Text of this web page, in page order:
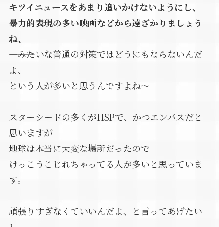
キツイニュースをあまり追いかけないようにし、
暴力的表現の多い映画などから遠ざかりましょう
ね、
――――みたいな普通の対策ではどうにもならないんだ
よ、
という人が多いと思うんですよね～
スターシードの多くがHSPで、かつエンパスだと
思いますが
地球は本当に大変な場所だったので
けっこうこじれちゃってる人が多いと思っていま
す。
頑張りすぎなくていいんだよ、と言ってあげたい